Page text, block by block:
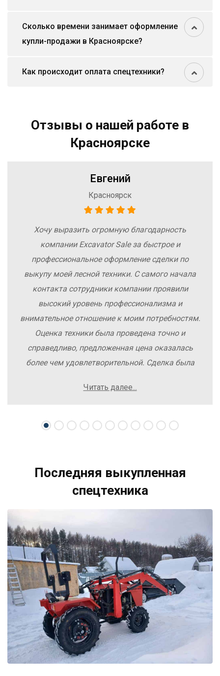
Сколько времени занимает оформление
купли-продажи в Красноярске?
Как происходит оплата спецтехники?
Отзывы о нашей работе в
Красноярске
Евгений
Красноярск
Хочу выразить огромную благодарность
компании Excavator Sale за быстрое и
профессиональное оформление сделки по
выкупу моей лесной техники. С самого начала
контакта сотрудники компании проявили
высокий уровень профессионализма и
внимательное отношение к моим потребностям.
Оценка техники была проведена точно и
справедливо, предложенная цена оказалась
более чем удовлетворительной. Сделка была
осложнений. Рекомендую компанию Excavator
свою спецтехнику.
Читать далее...
Последняя выкупленная
спецтехника